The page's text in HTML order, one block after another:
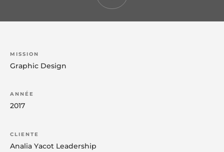
MISSION
Graphic Design
ANNÉE
2017
CLIENTE
Analia Yacot Leadership